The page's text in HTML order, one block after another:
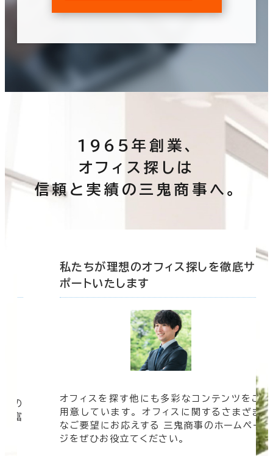
1965年創業、
オフィス探しは
信頼と実績の三鬼商事へ。
の
豊富
私たちが理想のオフィス探しを徹底サ
ポートいたします
オフィスを探す他にも多彩なコンテンツをご
用意しています。 オフィスに関するさまざま
なご要望にお応えする 三鬼商事のホームペー
ジをぜひお役立てください。